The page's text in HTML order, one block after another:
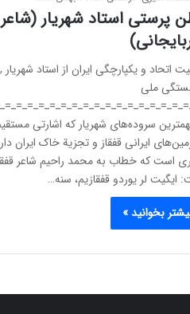
پرستی استاد شهریار
اتحاد و یکپارچگی ایران از استاد
ملی
سروده‌های شهریار که اشارتی
ایرانی قفقاز و تجزیة خاک ایران
است که خطاب به محمد راحیم شاعر
ایگیت لر یوردو قفقازیم، سنه…
بخوانید »